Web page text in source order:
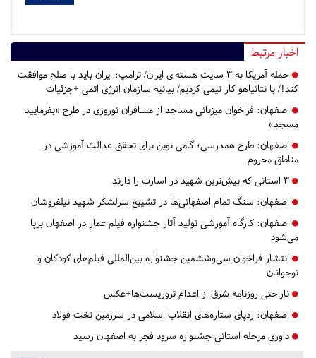
اخبار مرتبط
حمله آمریکا به ۳ سایت هسته‌ای ایران/ ترامپ: ایران باید با صلح موافقت
کند!/ با نتانیاهو کار تیمی کردیم/ بیانیه سازمان انرژی اتمی +جزئیات
اصفهان: فراخوان میزبانی مساجد از مسافران نوروزی در طرح «بفرمایید
مسجد»
اصفهان: طرح همدرسی؛ گامی نوین برای تحقق عدالت آموزشی در
مناطق محروم
۳ استانی که بیش‌ترین شهید در اسارت را دارند
اصفهان: سنگ تمام اصفهانی‌ها در تشییع سرلشکر شهید نیلفروشان
اصفهان: ​​​​​​​کارگاه آموزشی تولید آثار جشنواره فیلم عمار در اصفهان برپا
می‌شود
انتشار فراخوان سی‌و‌ششمین جشنواره بین‌المللی فیلم‌های کودکان و
نوجوانان
ناراحتی روزنامه شرق از اعدام تروریست‌ها+عکس
اصفهان: ردپای ستاره‌های انقلاب اسلامی در سرزمین تخت فولاد
داوری مرحله استانی جشنواره سرود فجر به اصفهان رسید